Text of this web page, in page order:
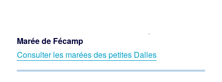
Marée de Fécamp
Consulter les marées des petites Dalles